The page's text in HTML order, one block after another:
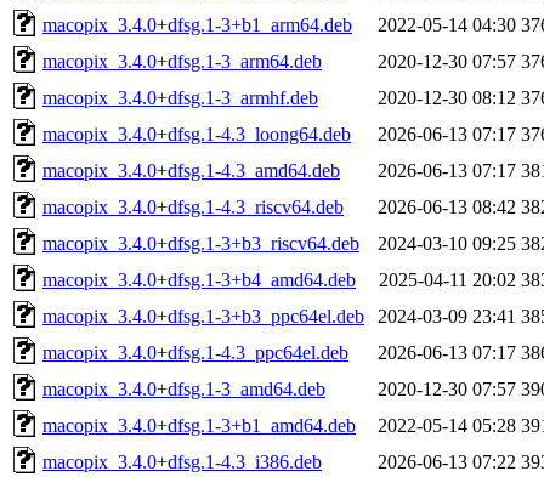
macopix_3.4.0+dfsg.1-3+b1_arm64.deb
2022-05-14 04:30
macopix_3.4.0+dfsg.1-3_arm64.deb
2020-12-30 07:57
macopix_3.4.0+dfsg.1-3_armhf.deb
2020-12-30 08:12
macopix_3.4.0+dfsg.1-4.3_loong64.deb
2026-06-13 07:17
macopix_3.4.0+dfsg.1-4.3_amd64.deb
2026-06-13 07:17
macopix_3.4.0+dfsg.1-4.3_riscv64.deb
2026-06-13 08:42
macopix_3.4.0+dfsg.1-3+b3_riscv64.deb
2024-03-10 09:25
macopix_3.4.0+dfsg.1-3+b4_amd64.deb
2025-04-11 20:02
macopix_3.4.0+dfsg.1-3+b3_ppc64el.deb
2024-03-09 23:41
macopix_3.4.0+dfsg.1-4.3_ppc64el.deb
2026-06-13 07:17
macopix_3.4.0+dfsg.1-3_amd64.deb
2020-12-30 07:57
macopix_3.4.0+dfsg.1-3+b1_amd64.deb
2022-05-14 05:28
macopix_3.4.0+dfsg.1-4.3_i386.deb
2026-06-13 07:22